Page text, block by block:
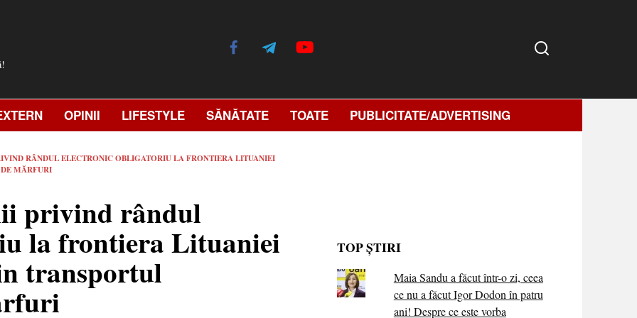
OPINII LIFESTYLE SĂNĂTATE TOATE PUBLICITATE/ADVERTISING
RÂNDUL ELECTRONIC OBLIGATORIU LA FRONTIERA LITUANIEI
MĂRFURI
privind rândul
la frontiera Lituaniei
transportul
TOP ȘTIRI
Maia Sandu a făcut într-o zi, ceea
ce nu a făcut Igor Dodon în patru
ani! Despre ce este vorba